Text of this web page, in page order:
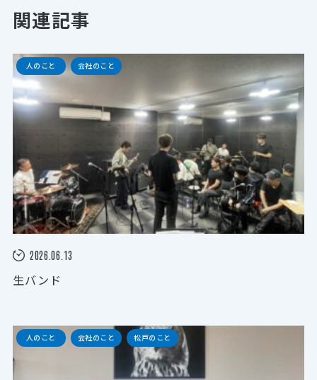
関連記事
2026.06.13
生バンド
人のこと 会社のこと
人のこと 会社のこと 松戸のこと